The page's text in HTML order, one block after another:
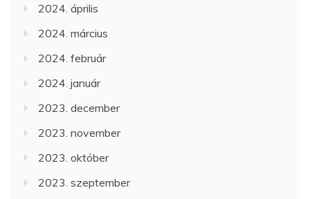
2024. április
2024. március
2024. február
2024. január
2023. december
2023. november
2023. október
2023. szeptember